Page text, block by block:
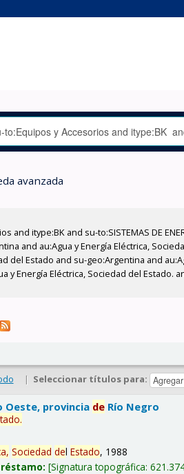
avanzada
itype:BK and su-to:SISTEMAS DE
and au:Agua y Energía Eléctrica,
Estado and su-geo:Argentina and
Energía Eléctrica, Sociedad del Estado.
| Seleccionar títulos para:
Oeste, provincia de Río Negro
.
Sociedad delEstado, 1988
Signatura topográfica: